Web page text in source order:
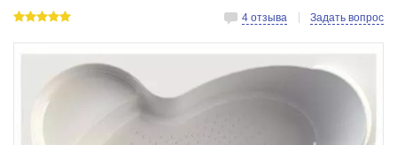
4 отзыва Задать вопрос